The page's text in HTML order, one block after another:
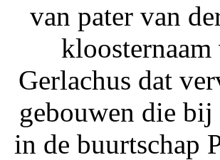
van pater van
kloosternaam
Gerlachus dat
gebouwen die bij
in de buurtschap